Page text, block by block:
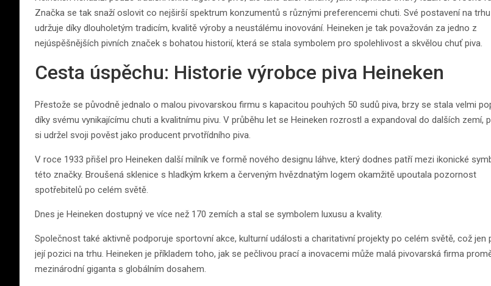
Značka se tak snaží oslovit co nejširší spektrum konzumentů s různými preferencemi chuti. Své postavení na
udržuje díky dlouholetým tradicím, kvalitě výroby a neustálému inovování. Heineken je tak považován za jedno z
nejúspěšnějších pivních značek s bohatou historií, která se stala symbolem pro spolehlivost a skvělou chuť piva.
Cesta úspěchu: Historie výrobce piva Heineken
Přestože se původně jednalo o malou pivovarskou firmu s kapacitou pouhých 50 sudů piva, brzy se stala velmi
díky svému vynikajícímu chuti a kvalitnímu pivu. V průběhu let se Heineken rozrostl a expandoval do dalších zemí,
si udržel svoji pověst jako producent prvotřídního piva.
V roce 1933 přišel pro Heineken další milník ve formě nového designu láhve, který dodnes patří mezi ikonické
této značky. Broušená sklenice s hladkým krkem a červeným hvězdnatým logem okamžitě upoutala pozornost
spotřebitelů po celém světě.
Dnes je Heineken dostupný ve více než 170 zemích a stal se symbolem luxusu a kvality.
Společnost také aktivně podporuje sportovní akce, kulturní události a charitativní projekty po celém světě, což jen
její pozici na trhu. Heineken je příkladem toho, jak se pečlivou prací a inovacemi může malá pivovarská firma
mezinárodní giganta s globálním dosahem.